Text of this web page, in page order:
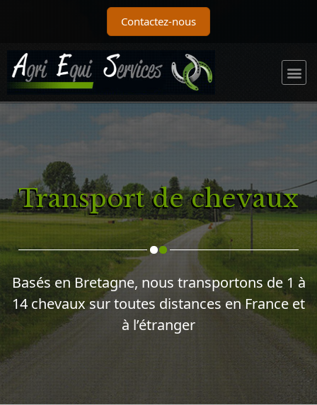
Contactez-nous
Transport de chevaux
Basés en Bretagne, nous transportons de 1 à
14 chevaux sur toutes distances en France et
à l’étranger